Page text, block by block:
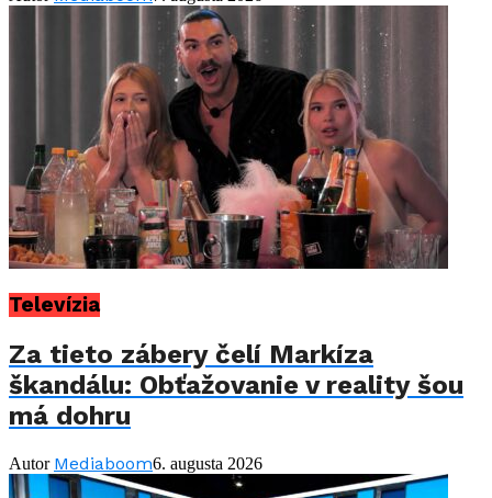
Televízia
Za tieto zábery čelí Markíza
škandálu: Obťažovanie v reality šou
má dohru
Autor Mediaboom6. augusta 2026